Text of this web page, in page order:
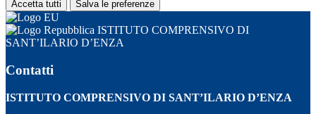
Accetta tutti Salva le preferenze
ISTITUTO COMPRENSIVO DI
SANT’ILARIO D’ENZA
Contatti
ISTITUTO COMPRENSIVO DI SANT’ILARIO D’ENZA